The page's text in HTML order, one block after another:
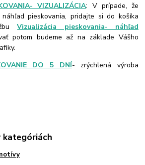
VIZUALIZÁCIA: V prípade, že
pieskovania, pridajte si do košíka
Vizualizácia pieskovania- náhľad
potom budeme až na základe Vášho
DO 5 DNÍ- zrýchlená výroba
kategóriách